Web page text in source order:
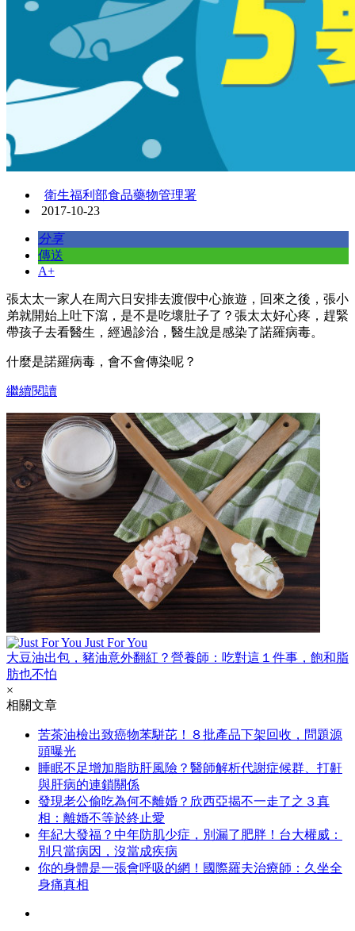
衛生福利部食品藥物管理署
2017-10-23
分享
傳送
A+
張太太一家人在周六日安排去渡假中心旅遊，回來之後，張小
弟就開始上吐下瀉，是不是吃壞肚子了？張太太好心疼，趕緊
帶孩子去看醫生，經過診治，醫生說是感染了諾羅病毒。
什麼是諾羅病毒，會不會傳染呢？
繼續閱讀
Just For You
大豆油出包，豬油意外翻紅？營養師：吃對這１件事，飽和脂
肪也不怕
×
相關文章
苦茶油檢出致癌物苯駢芘！８批產品下架回收，問題源
頭曝光
睡眠不足增加脂肪肝風險？醫師解析代謝症候群、打鼾
與肝病的連鎖關係
發現老公偷吃為何不離婚？欣西亞揭不一走了之３真
相：離婚不等於終止愛
年紀大發福？中年防肌少症，別漏了肥胖！台大權威：
別只當病因，沒當成疾病
你的身體是一張會呼吸的網！國際羅夫治療師：久坐全
身痛真相